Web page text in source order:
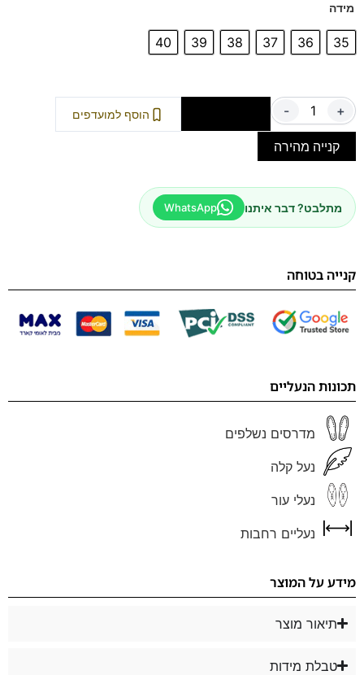
מידה
35
36
37
38
39
40
- + הוסף למועדפים
קנייה מהירה
מתלבט? דבר איתנו WhatsApp
קנייה בטוחה
תכונות הנעליים
מדרסים נשלפים
נעל קלה
נעלי עור
נעליים רחבות
מידע על המוצר
תיאור מוצר
טבלת מידות